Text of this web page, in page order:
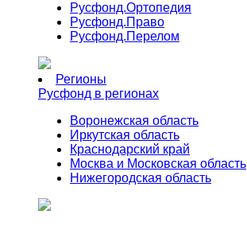
Русфонд.Ортопедия
Русфонд.Право
Русфонд.Перелом
Регионы
Русфонд в регионах
Воронежская область
Иркутская область
Краснодарский край
Москва и Московская область
Нижегородская область